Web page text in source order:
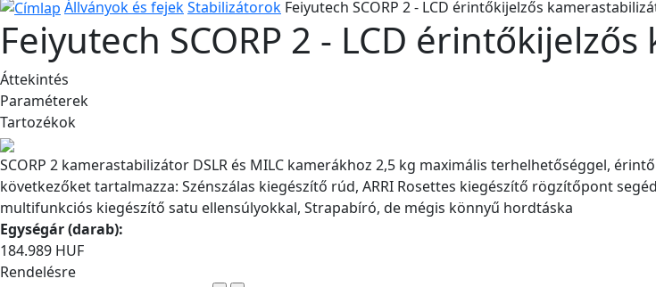
Állványok és fejekStabilizátorok Feiyutech SCORP 2 - LCD érintőkijelzős
Feiyutech SCORP 2 - LCD
Áttekintés
Paraméterek
Tartozékok
SCORP 2 kamerastabilizátor DSLR és MILC kamerákhoz 2,5 kg maximális terhelhetőséggel,
következőket tartalmazza: Szénszálas kiegészítő rúd, ARRI Rosettes kiegészítő rögzítőpont
multifunkciós kiegészítő satu ellensúlyokkal, Strapabíró, de mégis könnyű hordtáska
Egységár (darab):
184.989 HUF
Rendelésre